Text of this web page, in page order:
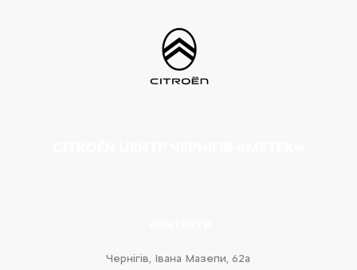
Чернігів, Івана Мазепи, 62а